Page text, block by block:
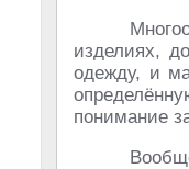
изделиях,
одежду, и
понимание